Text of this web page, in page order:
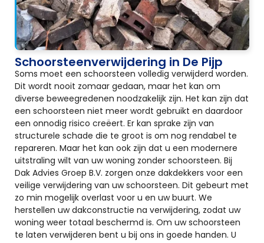
Schoorsteenverwijdering in De Pijp
Soms moet een schoorsteen volledig verwijderd worden.
Dit wordt nooit zomaar gedaan, maar het kan om
diverse beweegredenen noodzakelijk zijn. Het kan zijn dat
een schoorsteen niet meer wordt gebruikt en daardoor
een onnodig risico creëert. Er kan sprake zijn van
structurele schade die te groot is om nog rendabel te
repareren. Maar het kan ook zijn dat u een modernere
uitstraling wilt van uw woning zonder schoorsteen. Bij
Dak Advies Groep B.V. zorgen onze dakdekkers voor een
veilige verwijdering van uw schoorsteen. Dit gebeurt met
zo min mogelijk overlast voor u en uw buurt. We
herstellen uw dakconstructie na verwijdering, zodat uw
woning weer totaal beschermd is. Om uw schoorsteen
te laten verwijderen bent u bij ons in goede handen. U